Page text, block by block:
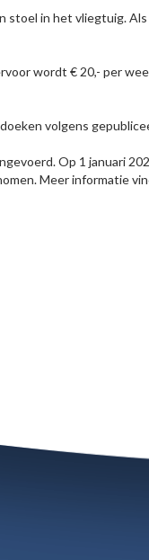
stoel in het vliegtuig.
wordt € 20,- per
volgens
Op 1 januari
Meer informatie